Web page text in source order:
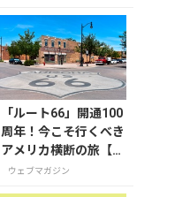
「ルート66」開通100
周年！今こそ行くべき
アメリカ横断の旅【今
旅2026】
ウェブマガジン